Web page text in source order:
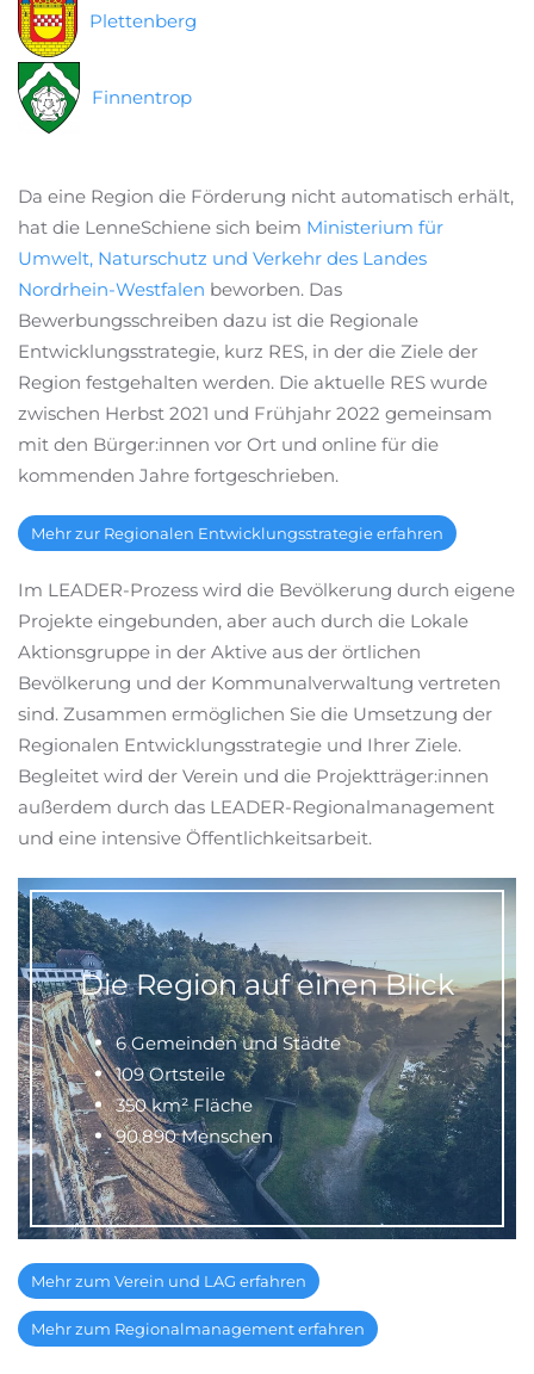
Plettenberg
Finnentrop
Da eine Region die Förderung nicht automatisch erhält,
hat die LenneSchiene sich beim Ministerium für
Umwelt, Naturschutz und Verkehr des Landes
Nordrhein-Westfalen beworben. Das
Bewerbungsschreiben dazu ist die Regionale
Entwicklungsstrategie, kurz RES, in der die Ziele der
Region festgehalten werden. Die aktuelle RES wurde
zwischen Herbst 2021 und Frühjahr 2022 gemeinsam
mit den Bürger:innen vor Ort und online für die
kommenden Jahre fortgeschrieben.
Mehr zur Regionalen Entwicklungsstrategie erfahren
Im LEADER-Prozess wird die Bevölkerung durch eigene
Projekte eingebunden, aber auch durch die Lokale
Aktionsgruppe in der Aktive aus der örtlichen
Bevölkerung und der Kommunalverwaltung vertreten
sind. Zusammen ermöglichen Sie die Umsetzung der
Regionalen Entwicklungsstrategie und Ihrer Ziele.
Begleitet wird der Verein und die Projektträger:innen
außerdem durch das LEADER-Regionalmanagement
und eine intensive Öffentlichkeitsarbeit.
Die Region auf einen Blick
6 Gemeinden und Städte
109 Ortsteile
350 km² Fläche
90.890 Menschen
Mehr zum Verein und LAG erfahren
Mehr zum Regionalmanagement erfahren